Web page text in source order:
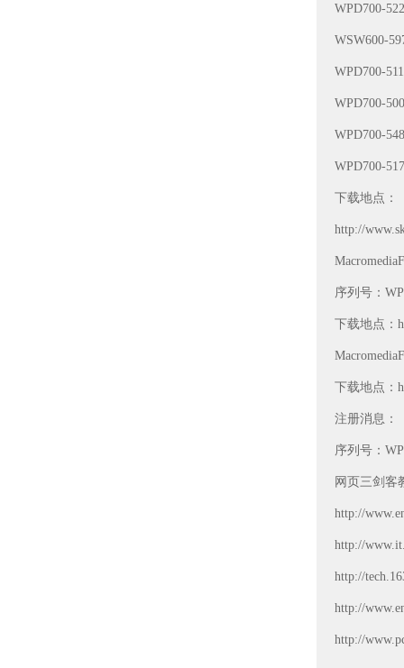
WPD700-
WSW600-
WPD700-
WPD700-
WPD700-
WPD700-
下载地点：
http://
序列号：
下载地点：
下载地点：
注册消息：
序列号：
网页三剑客
http://
http://
http://
http://
http://